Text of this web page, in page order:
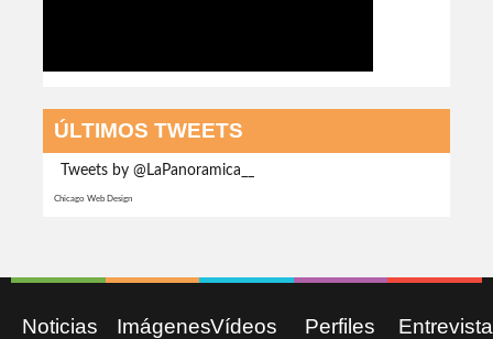
ÚLTIMOS TWEETS
Tweets by @LaPanoramica__
Chicago Web Design
Noticias ImágenesVídeos Perfiles